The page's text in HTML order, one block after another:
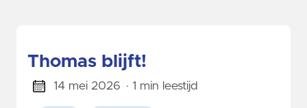
Thomas blijft!
14 mei 2026 · 1 min leestijd